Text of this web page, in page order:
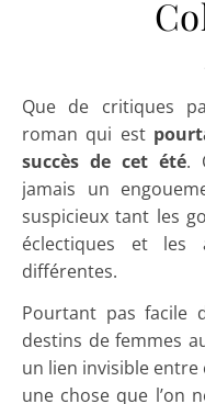
Que de critiques partagées quant à ce nouveau
roman qui est
succès de cet été.
jamais un
suspicieux tant les
éclectiques et les
différentes.
Pourtant pas facile
destins de femmes
un lien invisible entre
une chose que l’on